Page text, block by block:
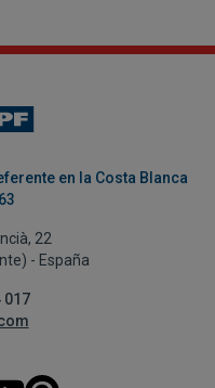
en la Costa Blanca
22
- España
017